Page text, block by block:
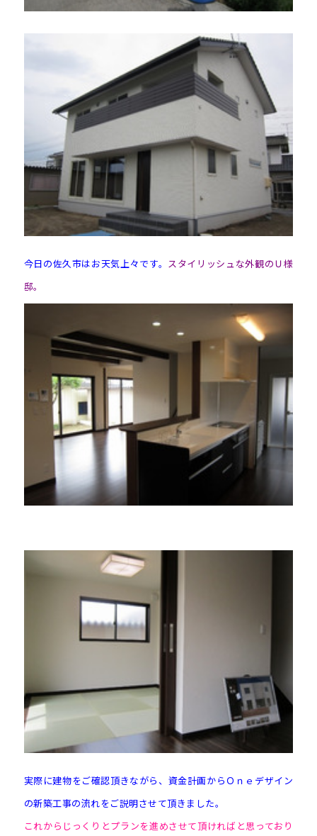
今日の佐久市はお天気上々です。 スタイリッシュな外観のＵ様
邸。
実際に建物をご確認頂きながら、資金計画からＯｎｅデザイン
の新築工事の流れをご説明させて頂きました。
これからじっくりとプランを進めさせて頂ければと思っており